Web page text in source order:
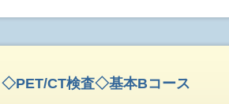
◇オプ
◇PET/CT検査◇基本Bコース